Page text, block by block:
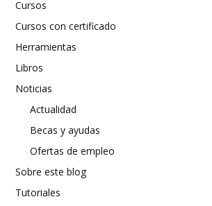
Cursos
Cursos con certificado
Herramientas
Libros
Noticias
Actualidad
Becas y ayudas
Ofertas de empleo
Sobre este blog
Tutoriales